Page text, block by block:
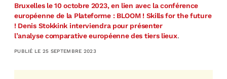
Bruxelles le 10 octobre 2023, en lien avec la conférence
européenne de la Plateforme : BLOOM ! Skills for the future
! Denis Stokkink interviendra pour présenter
l’analyse comparative européenne des tiers lieux.
PUBLIÉ LE 25 SEPTEMBRE 2023